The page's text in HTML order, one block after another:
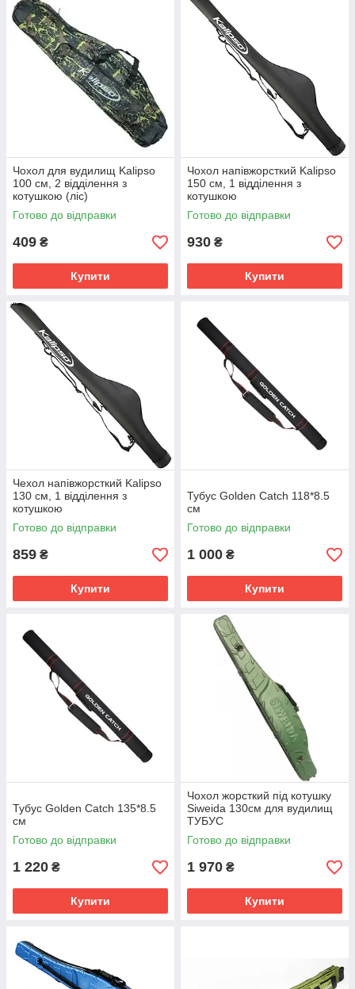
Чохол для вудилищ Kalipso
100 см, 2 відділення з
котушкою (ліс)
Готово до відправки
409 ₴
Купити
Чохол напівжорсткий Kalipso
150 см, 1 відділення з
котушкою
Готово до відправки
930 ₴
Купити
Чехол напівжорсткий Kalipso
130 см, 1 відділення з
котушкою
Готово до відправки
859 ₴
Купити
Тубус Golden Catch 118*8.5
см
Готово до відправки
1 000 ₴
Купити
Тубус Golden Catch 135*8.5
см
Готово до відправки
1 220 ₴
Купити
Чохол жорсткий під котушку
Siweida 130см для вудилищ
ТУБУС
Готово до відправки
1 970 ₴
Купити